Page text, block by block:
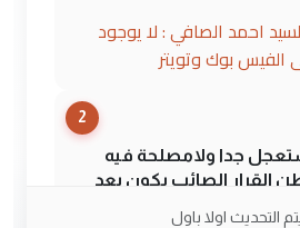
احمد الصافي : لا يوجود
الفيس بوك وتويتر
2
جدا ولامصلحة فيه
القرار الصائب يكون بعد
التحديث اولا باول